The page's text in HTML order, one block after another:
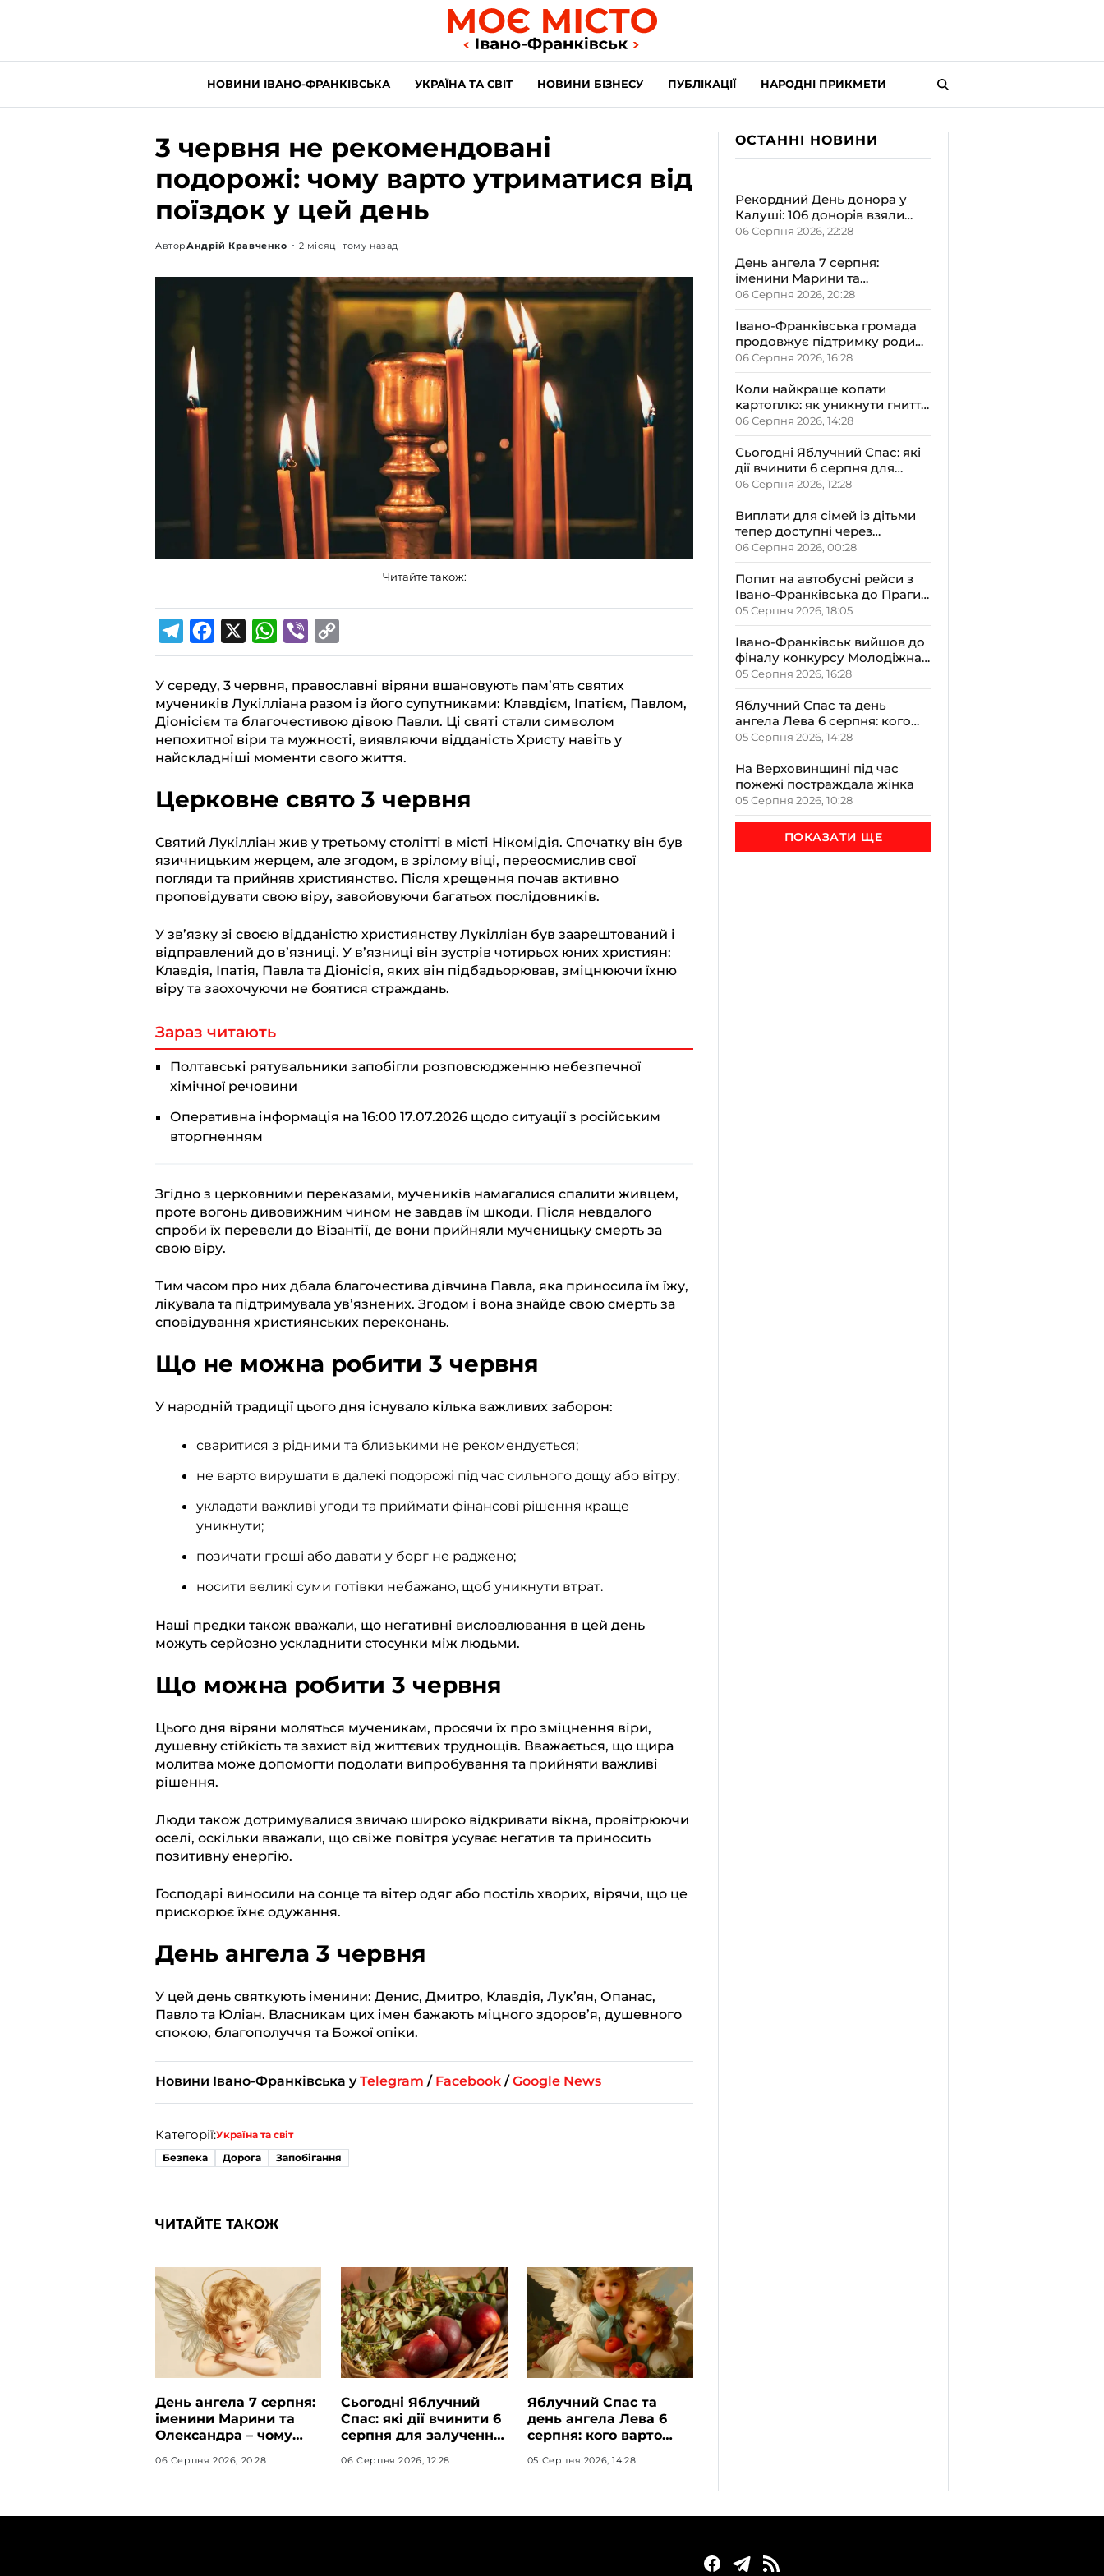
НОВИНИ ІВАНО-ФРАНКІВСЬКА УКРАЇНА ТА СВІТ НОВИНИ БІЗНЕСУ ПУБЛІКАЦІЇ НАРОДНІ ПРИКМЕТИ
3 червня не рекомендовані
подорожі: чому варто утриматися від
поїздок у цей день
АвторАндрій Кравченко 2 місяці тому назад
Читайте також:
e
l
e
g
r
m
a
c
e
b
o
k
W
h
a
t
s
A
p
i
b
e
r
o
p
y
L
i
k
У середу, 3 червня, православні віряни вшановують пам’ять святих
мучеників Лукілліана разом із його супутниками: Клавдієм, Іпатієм, Павлом,
Діонісієм та благочестивою дівою Павли. Ці святі стали символом
непохитної віри та мужності, виявляючи відданість Христу навіть у
найскладніші моменти свого життя.
Церковне свято 3 червня
Святий Лукілліан жив у третьому столітті в місті Нікомідія. Спочатку він був
язичницьким жерцем, але згодом, в зрілому віці, переосмислив свої
погляди та прийняв християнство. Після хрещення почав активно
проповідувати свою віру, завойовуючи багатьох послідовників.
У зв’язку зі своєю відданістю християнству Лукілліан був заарештований і
відправлений до в’язниці. У в’язниці він зустрів чотирьох юних християн:
Клавдія, Іпатія, Павла та Діонісія, яких він підбадьорював, зміцнюючи їхню
віру та заохочуючи не боятися страждань.
Зараз читають
Полтавські рятувальники запобігли розповсюдженню небезпечної
хімічної речовини
Оперативна інформація на 16:00 17.07.2026 щодо ситуації з російським
вторгненням
Згідно з церковними переказами, мучеників намагалися спалити живцем,
проте вогонь дивовижним чином не завдав їм шкоди. Після невдалого
спроби їх перевели до Візантії, де вони прийняли мученицьку смерть за
свою віру.
Тим часом про них дбала благочестива дівчина Павла, яка приносила їм їжу,
лікувала та підтримувала ув’язнених. Згодом і вона знайде свою смерть за
сповідування християнських переконань.
Що не можна робити 3 червня
У народній традиції цього дня існувало кілька важливих заборон:
сваритися з рідними та близькими не рекомендується;
не варто вирушати в далекі подорожі під час сильного дощу або вітру;
укладати важливі угоди та приймати фінансові рішення краще
уникнути;
позичати гроші або давати у борг не раджено;
носити великі суми готівки небажано, щоб уникнути втрат.
Наші предки також вважали, що негативні висловлювання в цей день
можуть серйозно ускладнити стосунки між людьми.
Що можна робити 3 червня
Цього дня віряни моляться мученикам, просячи їх про зміцнення віри,
душевну стійкість та захист від життєвих труднощів. Вважається, що щира
молитва може допомогти подолати випробування та прийняти важливі
рішення.
Люди також дотримувалися звичаю широко відкривати вікна, провітрюючи
оселі, оскільки вважали, що свіже повітря усуває негатив та приносить
позитивну енергію.
Господарі виносили на сонце та вітер одяг або постіль хворих, вірячи, що це
прискорює їхнє одужання.
День ангела 3 червня
У цей день святкують іменини: Денис, Дмитро, Клавдія, Лук’ян, Опанас,
Павло та Юліан. Власникам цих імен бажають міцного здоров’я, душевного
спокою, благополуччя та Божої опіки.
Новини Івано-Франківська уTelegram / Facebook /Google News
Категорії:Україна та світ
Безпека
Дорога Запобігання
ЧИТАЙТЕ ТАКОЖ
День ангела 7 серпня:
іменини Марини та
Олександра – чому
в сімейному колі
06 Серпня 2026, 20:28
Сьогодні Яблучний
Спас: які дії вчинити 6
серпня для залучення
оселю
06 Серпня 2026, 12:28
Яблучний Спас та
день ангела Лева 6
серпня: кого варто
освячують у храмах і
05 Серпня 2026, 14:28
ОСТАННІ НОВИНИ
Рекордний День донора у
Калуші: 106 донорів взяли
участь у виїзному заході
06 Серпня 2026, 22:28
День ангела 7 серпня:
іменини Марини та
Олександра – чому варто
відзначити його в сімейному
колі
06 Серпня 2026, 20:28
Івано-Франківська громада
продовжує підтримку родин
з новонародженими
малюками
06 Серпня 2026, 16:28
Коли найкраще копати
картоплю: як уникнути гниття
врожаю
06 Серпня 2026, 14:28
Сьогодні Яблучний Спас: які
дії вчинити 6 серпня для
залучення достатку та
злагоди в оселю
06 Серпня 2026, 12:28
Виплати для сімей із дітьми
тепер доступні через
«Дія.Картку»: деталі від ОВА
06 Серпня 2026, 00:28
Попит на автобусні рейси з
Івано-Франківська до Праги
залишається високим
05 Серпня 2026, 18:05
Івано-Франківськ вийшов до
фіналу конкурсу Молодіжна
столиця України-2026
05 Серпня 2026, 16:28
Яблучний Спас та день
ангела Лева 6 серпня: кого
варто привітати, що
освячують у храмах і які
прикмети передбачають
осінь
05 Серпня 2026, 14:28
На Верховинщині під час
пожежі постраждала жінка
05 Серпня 2026, 10:28
ПОКАЗАТИ ЩЕ